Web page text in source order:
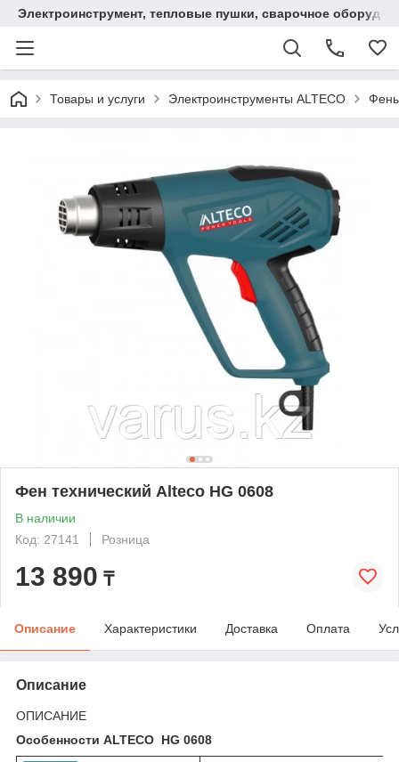
Электроинструмент, тепловые пушки, сварочное
Товары и услуги Электроинструменты ALTECO
Фен технический Alteco HG 0608
В наличии
Код: 27141
Розница
13 890 ₸
Описание Характеристики Доставка Оплата
Описание
ОПИСАНИЕ
Особенности ALTECO HG 0608